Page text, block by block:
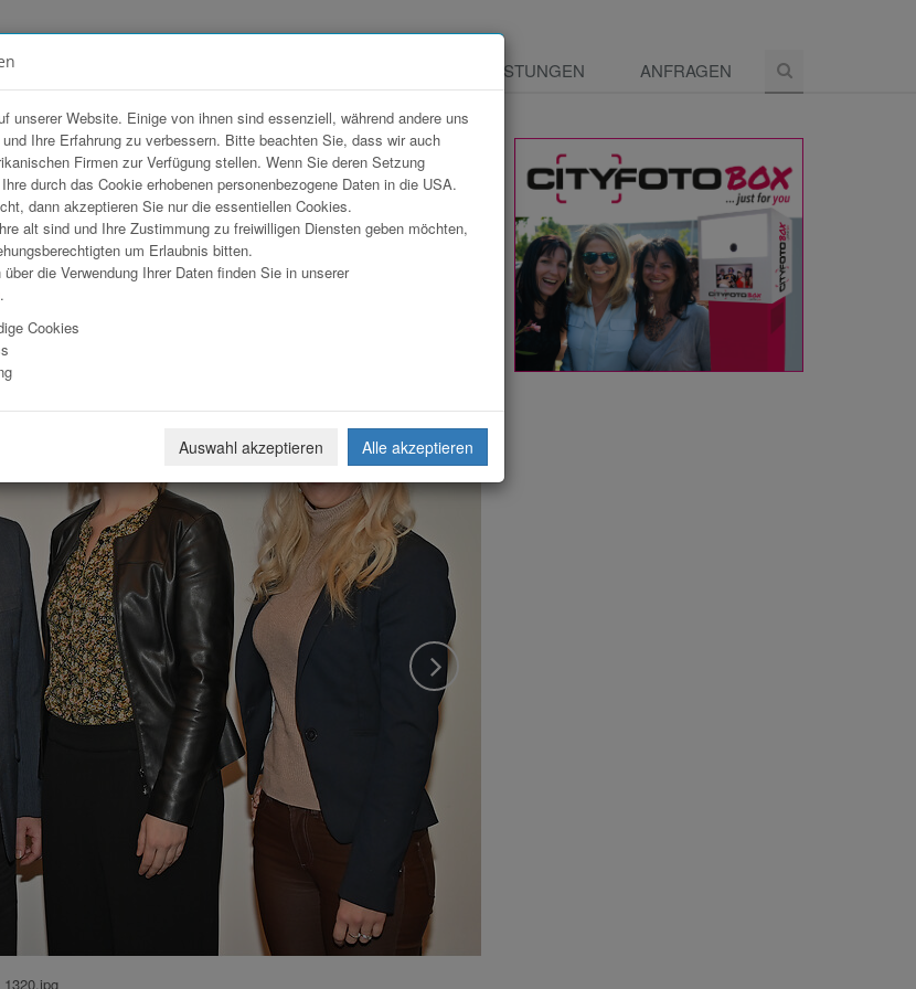
LEISTUNGEN ANFRAGEN
Download Weiterleiten
unserer Website. Einige von ihnen sind essenziell, während andere uns
Ihre Erfahrung zu verbessern. Bitte beachten Sie, dass wir auch
Firmen zur Verfügung stellen. Wenn Sie deren Setzung
durch das Cookie erhobenen personenbezogene Daten in die USA.
dann akzeptieren Sie nur die essentiellen Cookies.
alt sind und Ihre Zustimmung zu freiwilligen Diensten geben möchten,
um Erlaubnis bitten.
die Verwendung Ihrer Daten finden Sie in unserer
.
Cookies
Auswahl akzeptieren Alle akzeptieren